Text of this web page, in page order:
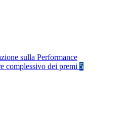
sulla Performance
complessivo dei premi 5